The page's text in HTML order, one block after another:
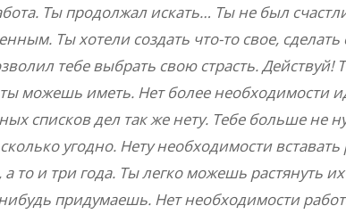
Ты продолжал искать… Ты не был
Ты хотели создать что-то свое,
тебе выбрать свою страсть. Действуй!
можешь иметь. Нет более необходимости
списков дел так же нету. Тебе больше не
угодно. Нету необходимости вставать
то и три года. Ты легко можешь растянуть
придумаешь. Нет необходимости